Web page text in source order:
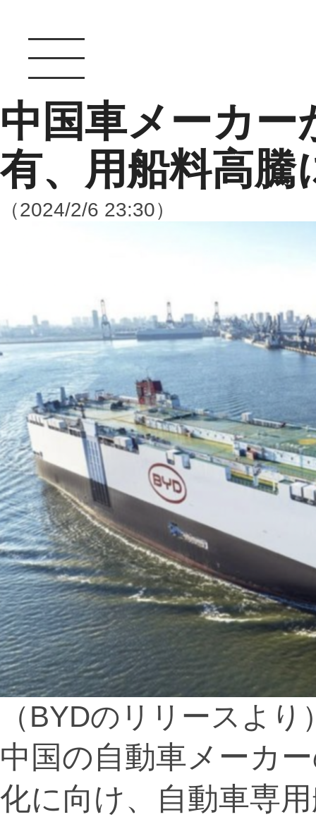
中国車メーカー
有、用船料高騰
（2024/2/6 23:30）
（BYDのリリースより
中国の自動車メーカ
化に向け、自動車専